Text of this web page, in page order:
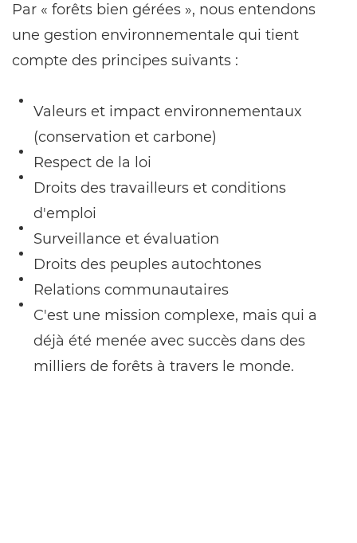
Par « forêts bien gérées », nous entendons
une gestion environnementale qui tient
compte des principes suivants :
Valeurs et impact environnementaux
(conservation et carbone)
Respect de la loi
Droits des travailleurs et conditions
d'emploi
Surveillance et évaluation
Droits des peuples autochtones
Relations communautaires
C'est une mission complexe, mais qui a
déjà été menée avec succès dans des
milliers de forêts à travers le monde.